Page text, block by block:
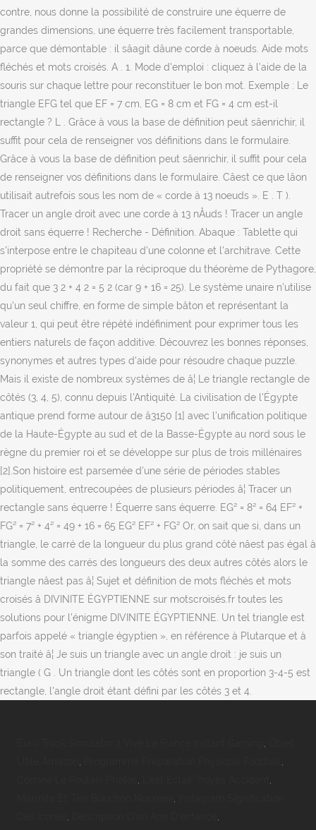
contre, nous donne la possibilité de construire une équerre de
grandes dimensions, une équerre très facilement transportable,
parce que démontable : il sâagit dâune corde à noeuds. Aide mots
fléchés et mots croisés. A . 1. Mode d'emploi : cliquez à l'aide de la
souris sur chaque lettre pour reconstituer le bon mot. Exemple : Le
triangle EFG tel que EF = 7 cm, EG = 8 cm et FG = 4 cm est-il
rectangle ? L . Grâce à vous la base de définition peut sâenrichir, il
suffit pour cela de renseigner vos définitions dans le formulaire.
Grâce à vous la base de définition peut sâenrichir, il suffit pour cela
de renseigner vos définitions dans le formulaire. Câest ce que lâon
utilisait autrefois sous les nom de « corde à 13 noeuds ». E . T ).
Tracer un angle droit avec une corde à 13 nÅuds ! Tracer un angle
droit sans équerre ! Recherche - Définition. Abaque : Tablette qui
s'interpose entre le chapiteau d'une colonne et l'architrave. Cette
propriété se démontre par la réciproque du théorème de Pythagore,
du fait que 3 2 + 4 2 = 5 2 (car 9 + 16 = 25). Le système unaire n'utilise
qu'un seul chiffre, en forme de simple bâton et représentant la
valeur 1, qui peut être répété indéfiniment pour exprimer tous les
entiers naturels de façon additive. Découvrez les bonnes réponses,
synonymes et autres types d'aide pour résoudre chaque puzzle.
Mais il existe de nombreux systèmes de â¦ Le triangle rectangle de
côtés (3, 4, 5), connu depuis l'Antiquité. La civilisation de l'Égypte
antique prend forme autour de â3150 [1] avec l'unification politique
de la Haute-Égypte au sud et de la Basse-Égypte au nord sous le
règne du premier roi et se développe sur plus de trois millénaires
[2].Son histoire est parsemée d'une série de périodes stables
politiquement, entrecoupées de plusieurs périodes â¦ Tracer un
rectangle sans équerre ! Équerre sans équerre. EG² = 8² = 64 EF² +
FG² = 7² + 4² = 49 + 16 = 65 EG² EF² + FG² Or, on sait que si, dans un
triangle, le carré de la longueur du plus grand côté nâest pas égal à
la somme des carrés des longueurs des deux autres côtés alors le
triangle nâest pas â¦ Sujet et définition de mots fléchés et mots
croisés â DIVINITE ÉGYPTIENNE sur motscroisés.fr toutes les
solutions pour l'énigme DIVINITE ÉGYPTIENNE. Un tel triangle est
parfois appelé « triangle égyptien », en référence à Plutarque et à
son traité â¦ Je suis un triangle avec un angle droit : je suis un
triangle ( G . Un triangle dont les côtés sont en proportion 3-4-5 est
rectangle, l'angle droit étant défini par les côtés 3 et 4.